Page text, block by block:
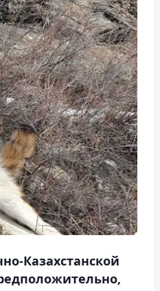
Казахстанской